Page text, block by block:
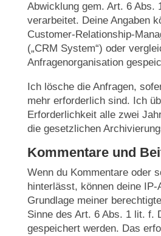
Abwicklung gem. Art. 6 Abs.
verarbeitet. Deine Angaben
Customer-Relationship-
(„CRM System“) oder
Anfragenorganisation
Ich lösche die Anfragen,
mehr erforderlich sind. Ich
Erforderlichkeit alle zwei
die gesetzlichen
Kommentare und
Wenn du Kommentare oder
hinterlässt, können deine IP-
Grundlage meiner
Sinne des Art. 6 Abs. 1 lit. f.
gespeichert werden. Das